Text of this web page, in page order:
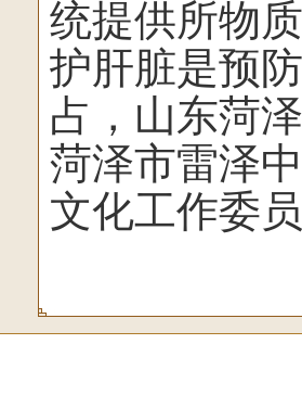
统提供所物
护肝脏是预
占，山东菏
菏泽市雷泽
文化工作委